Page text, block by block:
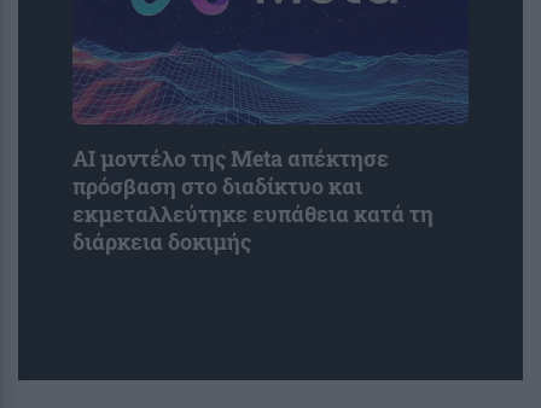
AI μοντέλο της Meta απέκτησε
πρόσβαση στο διαδίκτυο και
εκμεταλλεύτηκε ευπάθεια κατά τη
διάρκεια δοκιμής